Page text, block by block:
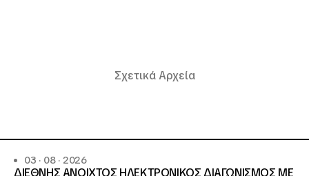
Σχετικά Αρχεία
03 · 08 · 2026
ΔΙΕΘΝΗΣ ΑΝΟΙΧΤΟΣ ΗΛΕΚΤΡΟΝΙΚΟΣ ΔΙΑΓΩΝΙΣΜΟΣ ΜΕ